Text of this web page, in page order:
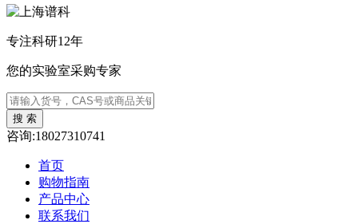
专注科研12年
您的实验室采购专家
咨询:18027310741
首页
购物指南
产品中心
联系我们